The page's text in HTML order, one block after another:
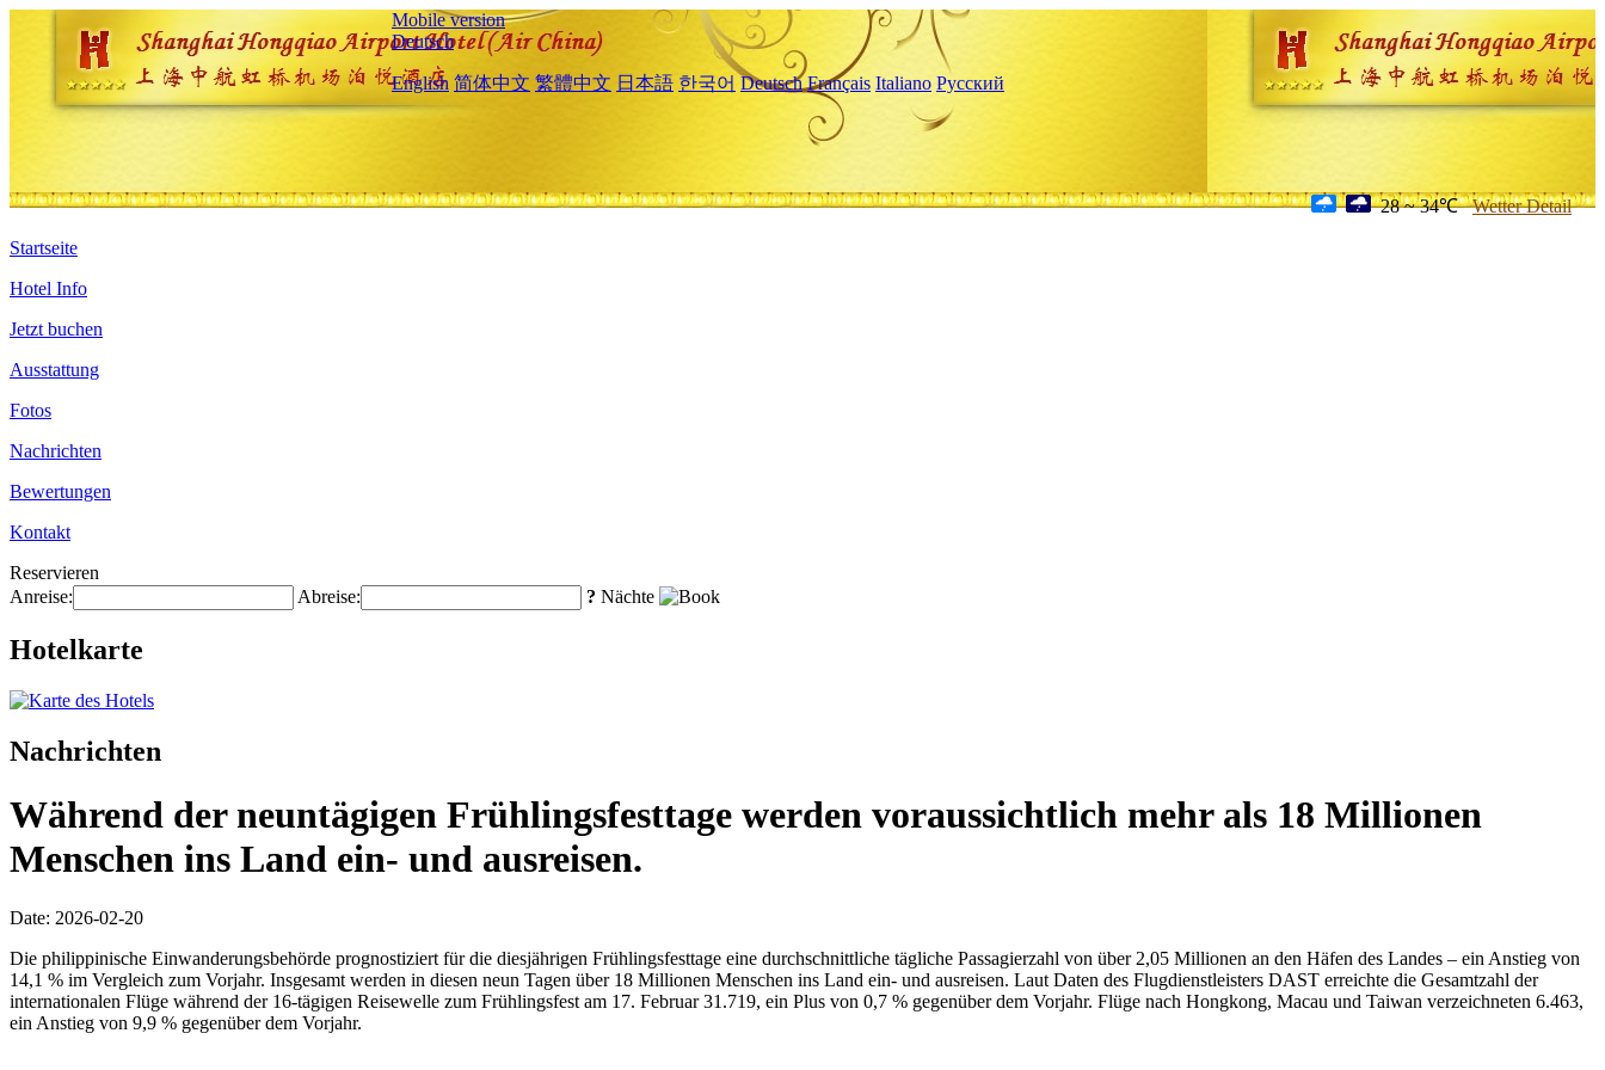
Mobile version
Deutsch
English 简体中文 繁體中文 日本語 한국어 Deutsch Français Italiano Русский
28 ~ 34℃ Wetter Detail
Startseite
Hotel Info
Jetzt buchen
Ausstattung
Fotos
Nachrichten
Bewertungen
Kontakt
Reservieren
Anreise:
Abreise: ? Nächte
Hotelkarte
Nachrichten
Während der neuntägigen Frühlingsfesttage werden voraussichtlich mehr als 18 Millionen
Menschen ins Land ein- und ausreisen.
Date: 2026-02-20
Die philippinische Einwanderungsbehörde prognostiziert für die diesjährigen Frühlingsfesttage eine durchschnittliche tägliche Passagierzahl von über 2,05 Millionen an den Häfen des Landes – ein Anstieg von
14,1 % im Vergleich zum Vorjahr. Insgesamt werden in diesen neun Tagen über 18 Millionen Menschen ins Land ein- und ausreisen. Laut Daten des Flugdienstleisters DAST erreichte die Gesamtzahl der
internationalen Flüge während der 16-tägigen Reisewelle zum Frühlingsfest am 17. Februar 31.719, ein Plus von 0,7 % gegenüber dem Vorjahr. Flüge nach Hongkong, Macau und Taiwan verzeichneten 6.463,
ein Anstieg von 9,9 % gegenüber dem Vorjahr.